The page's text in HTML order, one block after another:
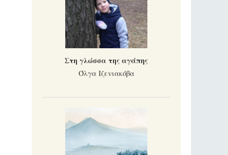
Στη γλώσσα της αγάπης
Όλγα Ιζενιακόβα